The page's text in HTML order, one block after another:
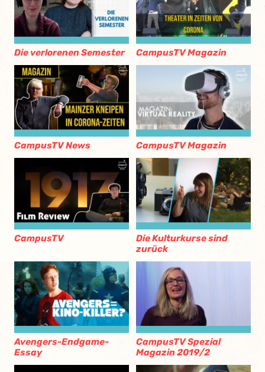
Die verlorenen Semester CampusTV Magazin
CampusTV News CampusTV Magazin
CampusTV
Die Kulturkurse sind
zurück
Avengers-Endgame-
Essay
CampusTV Spezial
Magazin 2019/2